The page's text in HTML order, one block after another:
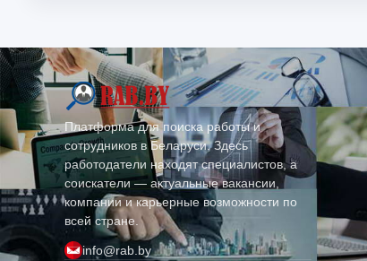
Платформа для поиска работы и
сотрудников в Беларуси. Здесь
работодатели находят специалистов, а
соискатели — актуальные вакансии,
компании и карьерные возможности по
всей стране.
info@rab.by